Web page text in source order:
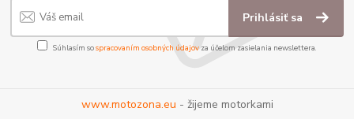
Prihlásiť sa
Súhlasím sospracovaním osobných údajov za účelom zasielania newslettera.
www.motozona.eu - žijeme motorkami